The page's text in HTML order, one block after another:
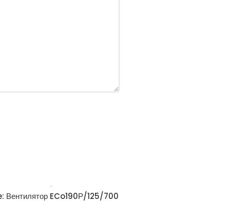
Вентилятор ECo190Р/125/700